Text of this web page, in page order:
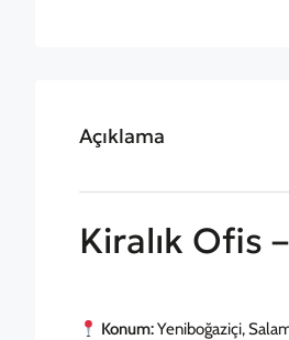
Açıklama
Kiralık Ofis
Konum:Yeniboğaziçi,